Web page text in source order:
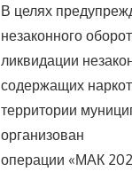
В целях
незаконного
ликвидации
содержащих
территории
организован 1
операции «МАК